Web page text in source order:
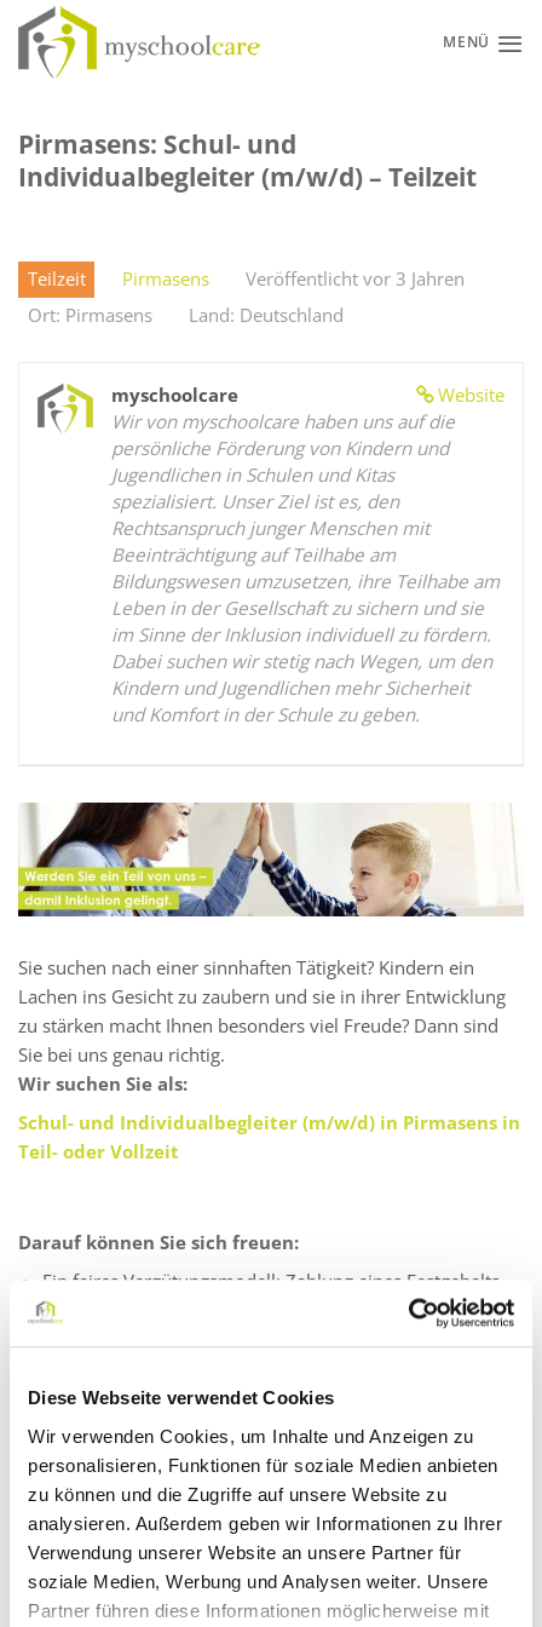
Diese Webseite verwendet Cookies
Wir verwenden Cookies, um Inhalte und Anzeigen zu
personalisieren, Funktionen für soziale Medien anbieten
zu können und die Zugriffe auf unsere Website zu
analysieren. Außerdem geben wir Informationen zu Ihrer
Verwendung unserer Website an unsere Partner für
soziale Medien, Werbung und Analysen weiter. Unsere
Partner führen diese Informationen möglicherweise mit
Zum
Inhalt
springen
MENÜ
Pirmasens: Schul- und
Individualbegleiter (m/w/d) – Teilzeit
Teilzeit Pirmasens
Veröffentlicht vor 3 Jahren
Ort: Pirmasens
Land: Deutschland
Website
myschoolcare
Wir von myschoolcare haben uns auf die
persönliche Förderung von Kindern und
Jugendlichen in Schulen und Kitas
spezialisiert. Unser Ziel ist es, den
Rechtsanspruch junger Menschen mit
Beeinträchtigung auf Teilhabe am
Bildungswesen umzusetzen, ihre Teilhabe am
Leben in der Gesellschaft zu sichern und sie
im Sinne der Inklusion individuell zu fördern.
Dabei suchen wir stetig nach Wegen, um den
Kindern und Jugendlichen mehr Sicherheit
und Komfort in der Schule zu geben.
Sie suchen nach einer sinnhaften Tätigkeit? Kindern ein
Lachen ins Gesicht zu zaubern und sie in ihrer Entwicklung
zu stärken macht Ihnen besonders viel Freude? Dann sind
Sie bei uns genau richtig.
Wir suchen Sie als:
Schul- und Individualbegleiter (m/w/d) in Pirmasens in
Teil- oder Vollzeit
Darauf können Sie sich freuen:
Ein faires Vergütungsmodell: Zahlung eines Festgehalts
mit gleichbleibendem monatlichen Verdienst – auch in
(Kindertagesstätte, Regel- oder Förderschule)
Sicherer Arbeitgeber auch in Krisenzeiten
Eine abwechslungsreiche und sinnstiftende Tätigkeit
Standortübergreifende interne Schulungsmöglichkeiten
Kompetente Unterstützung durch unsere pädagogische